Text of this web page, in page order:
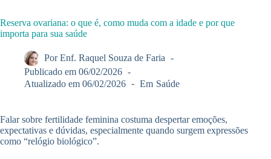
Reserva ovariana: o que é, como muda com a idade e por que
importa para sua saúde
Por Enf. Raquel Souza de Faria
Publicado em 06/02/2026
Atualizado em 06/02/2026 Em Saúde
Falar sobre fertilidade feminina costuma despertar emoções,
expectativas e dúvidas, especialmente quando surgem expressões
como “relógio biológico”.